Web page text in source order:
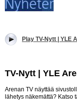
Play TV-Nytt | YLE
TV-Nytt | YLE
Arenan TV näyttää
lähetys näkemättä? Katso